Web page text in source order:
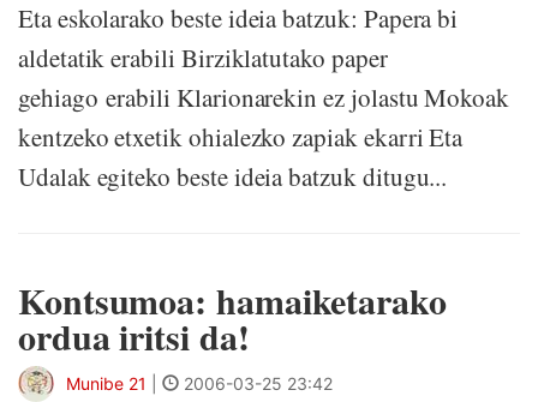
Eta eskolarako beste ideia batzuk: Papera bi
aldetatik erabili Birziklatutako paper
gehiago erabili Klarionarekin ez jolastu Mokoak
kentzeko etxetik ohialezko zapiak ekarri Eta
Udalak egiteko beste ideia batzuk ditugu...
Kontsumoa: hamaiketarako
ordua iritsi da!
Munibe 21 2006-03-25 23:42